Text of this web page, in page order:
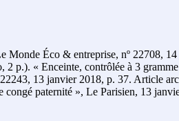
Monde Éco & entreprise, nº 22708,
p.). « Enceinte, contrôlée à 3
13 janvier 2018, p. 37. Article
paternité », Le Parisien, 13